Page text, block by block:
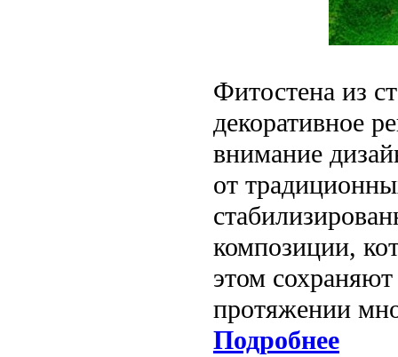
Фитостена из
декоративное
внимание
от
композиции,
этом
протяжении
Подробнее